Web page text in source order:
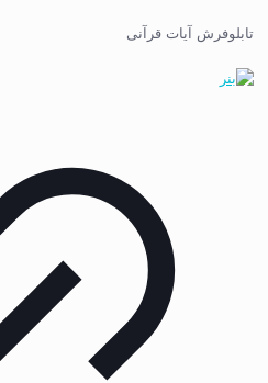
تابلوفرش آیات قرآنی